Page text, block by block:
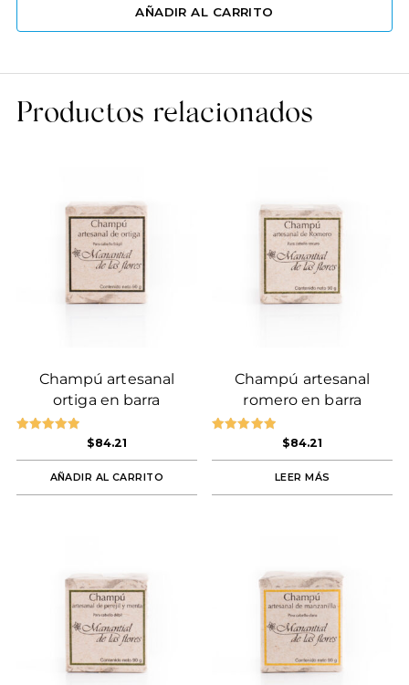
AÑADIR AL CARRITO
Productos relacionados
Champú artesanal
ortiga en barra
de 5
$84.21
AÑADIR AL CARRITO
Champú artesanal
romero en barra
de 5
$84.21
LEER MÁS